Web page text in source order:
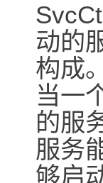
动的
构成。
当一
的服
服务
够启